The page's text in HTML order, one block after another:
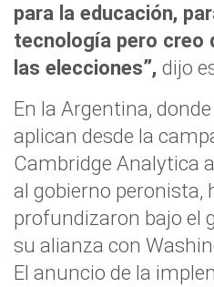
para la educación,
tecnología pero creo
las elecciones”, dijo
En la Argentina,
aplican desde la
Cambridge Analytica
al gobierno peronista,
profundizaron bajo el
su alianza con
El anuncio de la